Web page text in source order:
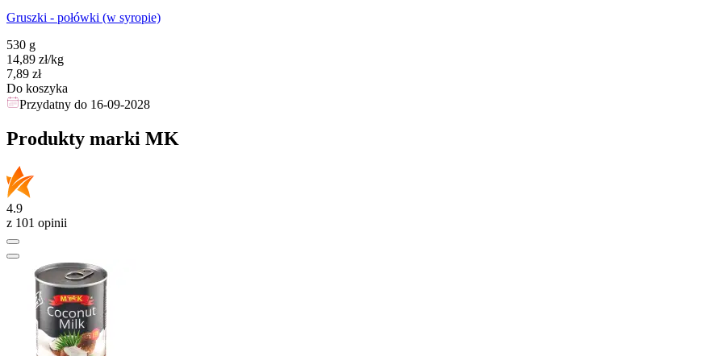
Gruszki - połówki (w syropie)
530 g
14,89 zł/kg
Cena
7,89 zł
Do koszyka
Przydatny do 16-09-2028
Produkty marki MK
4.9
z 101 opinii